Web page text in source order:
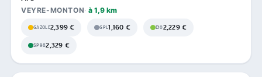
VEYRE-MONTON à 1,9 km
GAZOLE2,399 € GPL1,160 € E102,229 €
SP982,329 €